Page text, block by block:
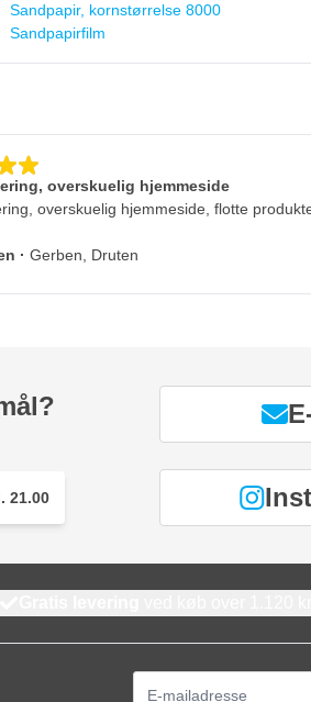
Sandpapir, kornstørrelse 8000
Sandpapirfilm
overskuelig hjemmeside
overskuelig hjemmeside, flotte
· Gerben, Druten
21.00